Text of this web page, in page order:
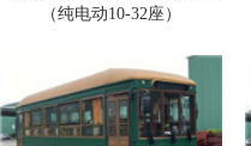
（纯电动10-32座）